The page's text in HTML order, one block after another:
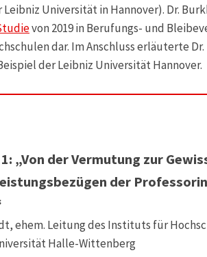
Leibniz Universität in Hannover). Dr.
von 2019 in Berufungs- und
dar. Im Anschluss erläuterte
der Leibniz Universität Hannover.
„Von der Vermutung zur
der
ehem. Leitung des Instituts für
Halle-Wittenberg